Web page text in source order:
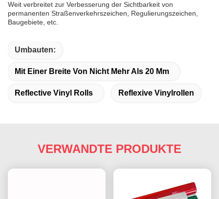
Weit verbreitet zur Verbesserung der Sichtbarkeit von
permanenten Straßenverkehrszeichen, Regulierungszeichen,
Baugebiete, etc.
Umbauten:
Mit Einer Breite Von Nicht Mehr Als 20 Mm
Reflective Vinyl Rolls Reflexive Vinylrollen
VERWANDTE PRODUKTE